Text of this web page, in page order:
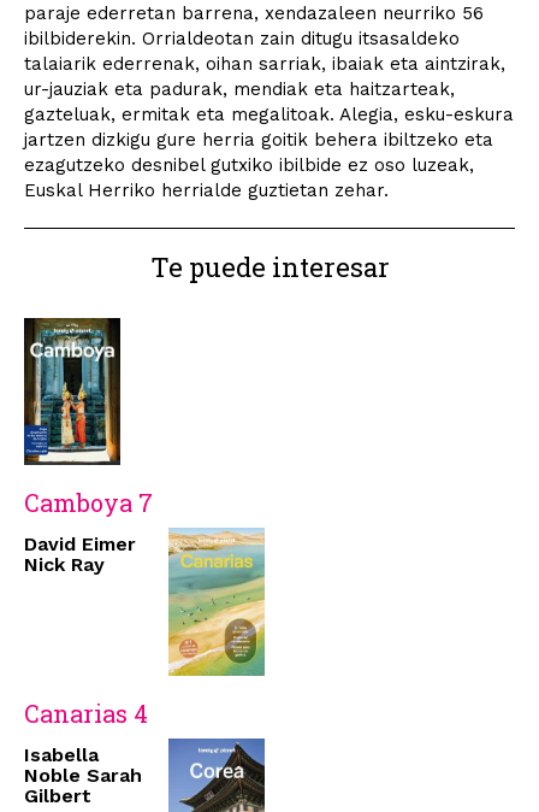
paraje ederretan barrena, xendazaleen neurriko 56
ibilbiderekin. Orrialdeotan zain ditugu itsasaldeko
talaiarik ederrenak, oihan sarriak, ibaiak eta aintzirak,
ur-jauziak eta padurak, mendiak eta haitzarteak,
gazteluak, ermitak eta megalitoak. Alegia, esku-eskura
jartzen dizkigu gure herria goitik behera ibiltzeko eta
ezagutzeko desnibel gutxiko ibilbide ez oso luzeak,
Euskal Herriko herrialde guztietan zehar.
Te puede interesar
Camboya 7
David Eimer
Nick Ray
Canarias 4
Isabella
Noble Sarah
Gilbert